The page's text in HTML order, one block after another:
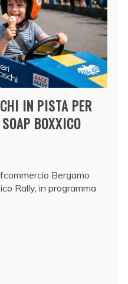
IN PISTA PER
BOXXICO
Bergamo
Rally, in programma